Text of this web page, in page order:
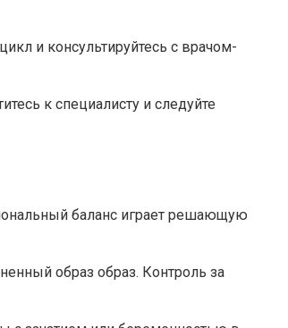
и консультируйтесь с врачом-
к специалисту и следуйте
баланс играет решающую
образ образ. Контроль за